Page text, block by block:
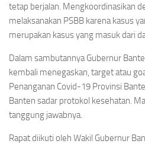
tetap berjalan. Mengkoordinasikan
melaksanakan PSBB karena kasus
merupakan kasus yang masuk dari
Dalam sambutannya Gubernur
kembali menegaskan, target atau
Penanganan Covid-19 Provinsi
Banten sadar protokol kesehatan.
tanggung jawabnya.
Rapat diikuti oleh Wakil Gubernur